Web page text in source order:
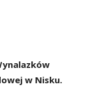
w Nisku.